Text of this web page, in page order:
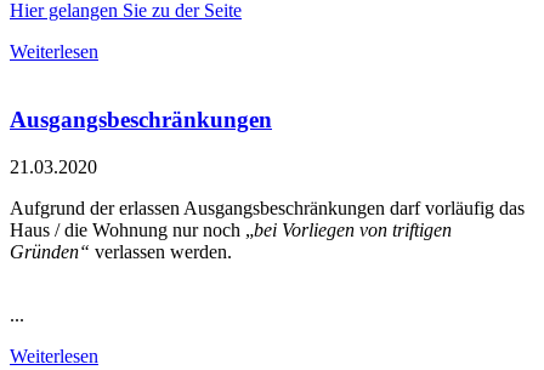
Hier gelangen Sie zu der Seite
Weiterlesen
Ausgangsbeschränkungen
21.03.2020
Aufgrund der erlassen Ausgangsbeschränkungen darf vorläufig das
Haus / die Wohnung nur noch „bei Vorliegen von triftigen
Gründen“ verlassen werden.
...
Weiterlesen